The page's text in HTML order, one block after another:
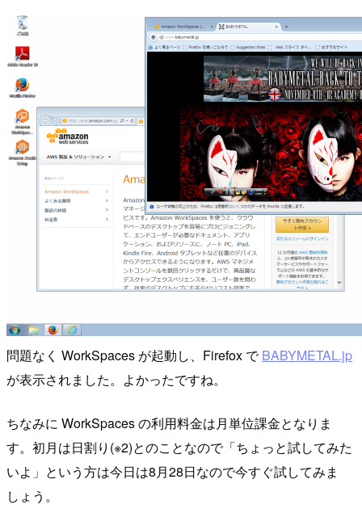
問題なく WorkSpaces が起動し、Firefox でBABYMETAL.jp
が表示されました。よかったですね。
ちなみに WorkSpaces の利用料金は月単位課金となりま
す。初月は日割り(※2)とのことなので「ちょっと試してみた
いよ」という方は今日は8月28日なので今すぐ試してみま
しょう。